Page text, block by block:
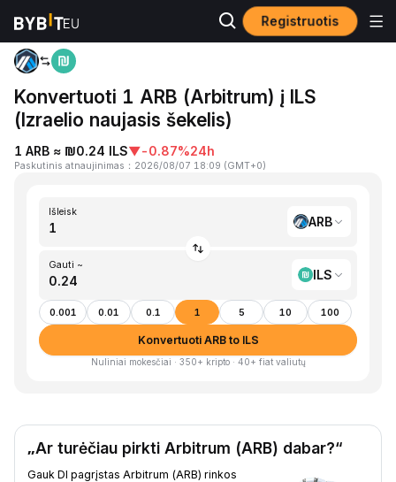
Registruotis
Pagrindinis
Konvertuoti 1 ARB (Arbitrum) į ILS
(Izraelio naujasis šekelis)
1 ARB ≈ ₪0.24 ILS▼-0.87%24h
Paskutinis atnaujinimas ： 2026/08/07 18:09 (GMT+0)
Išleisk
ARB
Gauti ~
ILS
0.001 0.01 0.1 1 5 10 100
Konvertuoti ARB to ILS
Nuliniai mokesčiai · 350+ kripto · 40+ fiat valiutų
„Ar turėčiau pirkti Arbitrum (ARB) dabar?“
Gauk DI pagrįstas Arbitrum (ARB) rinkos